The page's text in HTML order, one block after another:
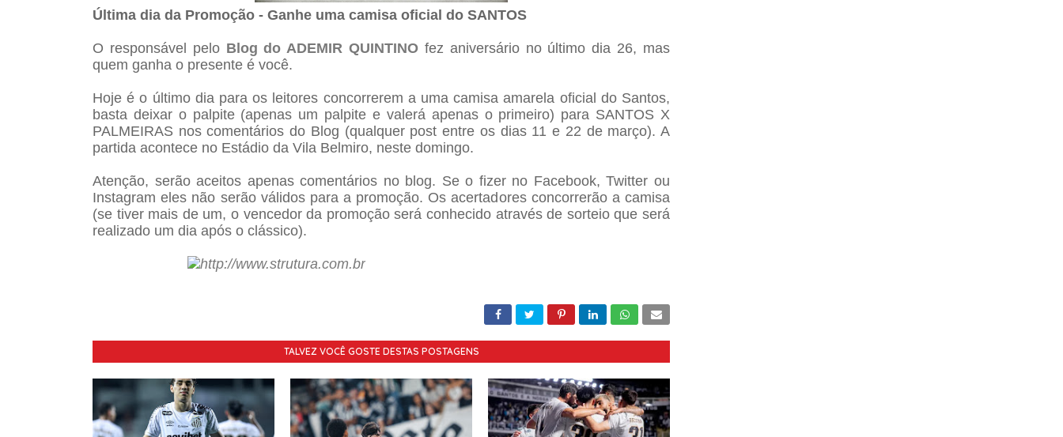
Última dia da Promoção - Ganhe uma camisa oficial do SANTOS
O responsável pelo Blog do ADEMIR QUINTINO fez aniversário no último dia 26, mas
quem ganha o presente é você.
Hoje é o último dia para os leitores concorrerem a uma camisa amarela oficial do Santos,
basta deixar o palpite (apenas um palpite e valerá apenas o primeiro) para SANTOS X
PALMEIRAS nos comentários do Blog (qualquer post entre os dias 11 e 22 de março). A
partida acontece no Estádio da Vila Belmiro, neste domingo.
Atenção, serão aceitos apenas comentários no blog. Se o fizer no Facebook, Twitter ou
Instagram eles não serão válidos para a promoção. Os acertadores concorrerão a camisa
(se tiver mais de um, o vencedor da promoção será conhecido através de sorteio que será
realizado um dia após o clássico).
TALVEZ VOCÊ GOSTE DESTAS POSTAGENS